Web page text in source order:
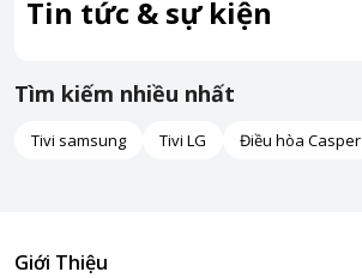
Tin tức & sự kiện
Tìm kiếm nhiều nhất
Tivi samsung Tivi LG Điều hòa Casper
Giới Thiệu